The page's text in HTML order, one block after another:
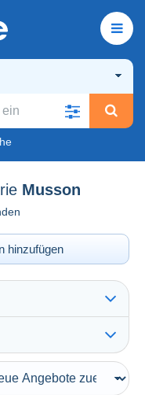
Musson
hinzufügen